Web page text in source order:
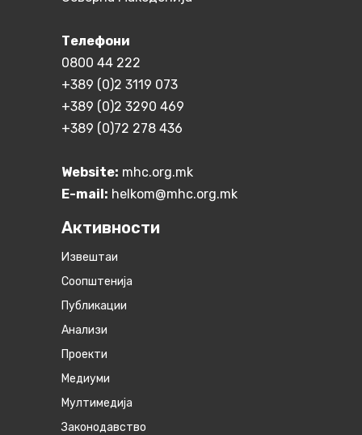
Телефони
0800 44 222
+389 (0)2 3119 073
+389 (0)2 3290 469
+389 (0)72 278 436
Website: mhc.org.mk
E-mail: helkom@mhc.org.mk
Активности
Извештаи
Соопштенија
Публикации
Анализи
Проекти
Медиуми
Мултимедија
Законодавство